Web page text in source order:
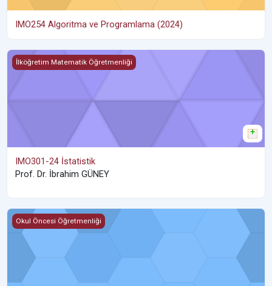
IMO254 Algoritma ve Programlama (2024)
IMO301-24 İstatistik
İlköğretim Matematik Öğretmenliği
IMO301-24 İstatistik
Prof. Dr. İbrahim GÜNEY
ECE010 Aile Eğitimi ve Katılımı
Okul Öncesi Öğretmenliği